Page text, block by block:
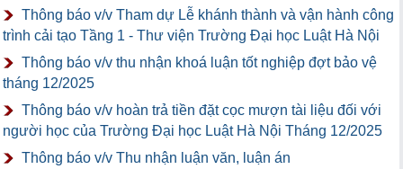
Thông báo v/v Tham dự Lễ khánh thành và vận hành công
trình cải tạo Tầng 1 - Thư viện Trường Đại học Luật Hà Nội
Thông báo v/v thu nhận khoá luận tốt nghiệp đợt bảo vệ
tháng 12/2025
Thông báo v/v hoàn trả tiền đặt cọc mượn tài liệu đối với
người học của Trường Đại học Luật Hà Nội Tháng 12/2025
Thông báo v/v Thu nhận luận văn, luận án